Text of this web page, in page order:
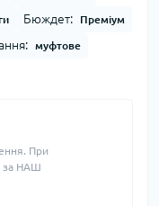
Бюждет: Преміум
муфтове
При
за НАШ